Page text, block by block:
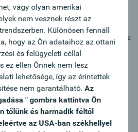
a felhasználói bevitelre.
a billentyűzet használatával
bizonyos területeken, például az
esetében korlátozott. Hiányoznak az
jól működik: a weboldal nyelvezete
tényszerű. A nyelvhasználat
könnyen eligazodnak, még
nélkül is.
nyomtatványaink egyes részei
vagy olyan amerikai
nem vesznek részt az
Különösen fennáll
hogy az Ön adataihoz az ottani
és felügyeleti céllal
ez ellen Önnek nem lesz
lehetősége, így az érintettek
nem garantálható. Az
" gombra kattintva Ön
tőlünk és harmadik féltől
az USA-ban székhellyel